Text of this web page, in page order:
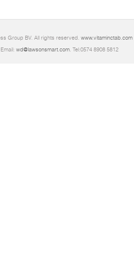
Group BV. All rights reserved. www.vitaminctab.com
wd@lawsonsmart.com. Tel:0574 8908 5812